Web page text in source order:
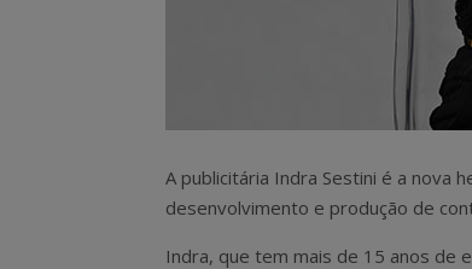
A publicitária Indra Sestini é a nova
desenvolvimento e produção de
Indra, que tem mais de 15 anos de